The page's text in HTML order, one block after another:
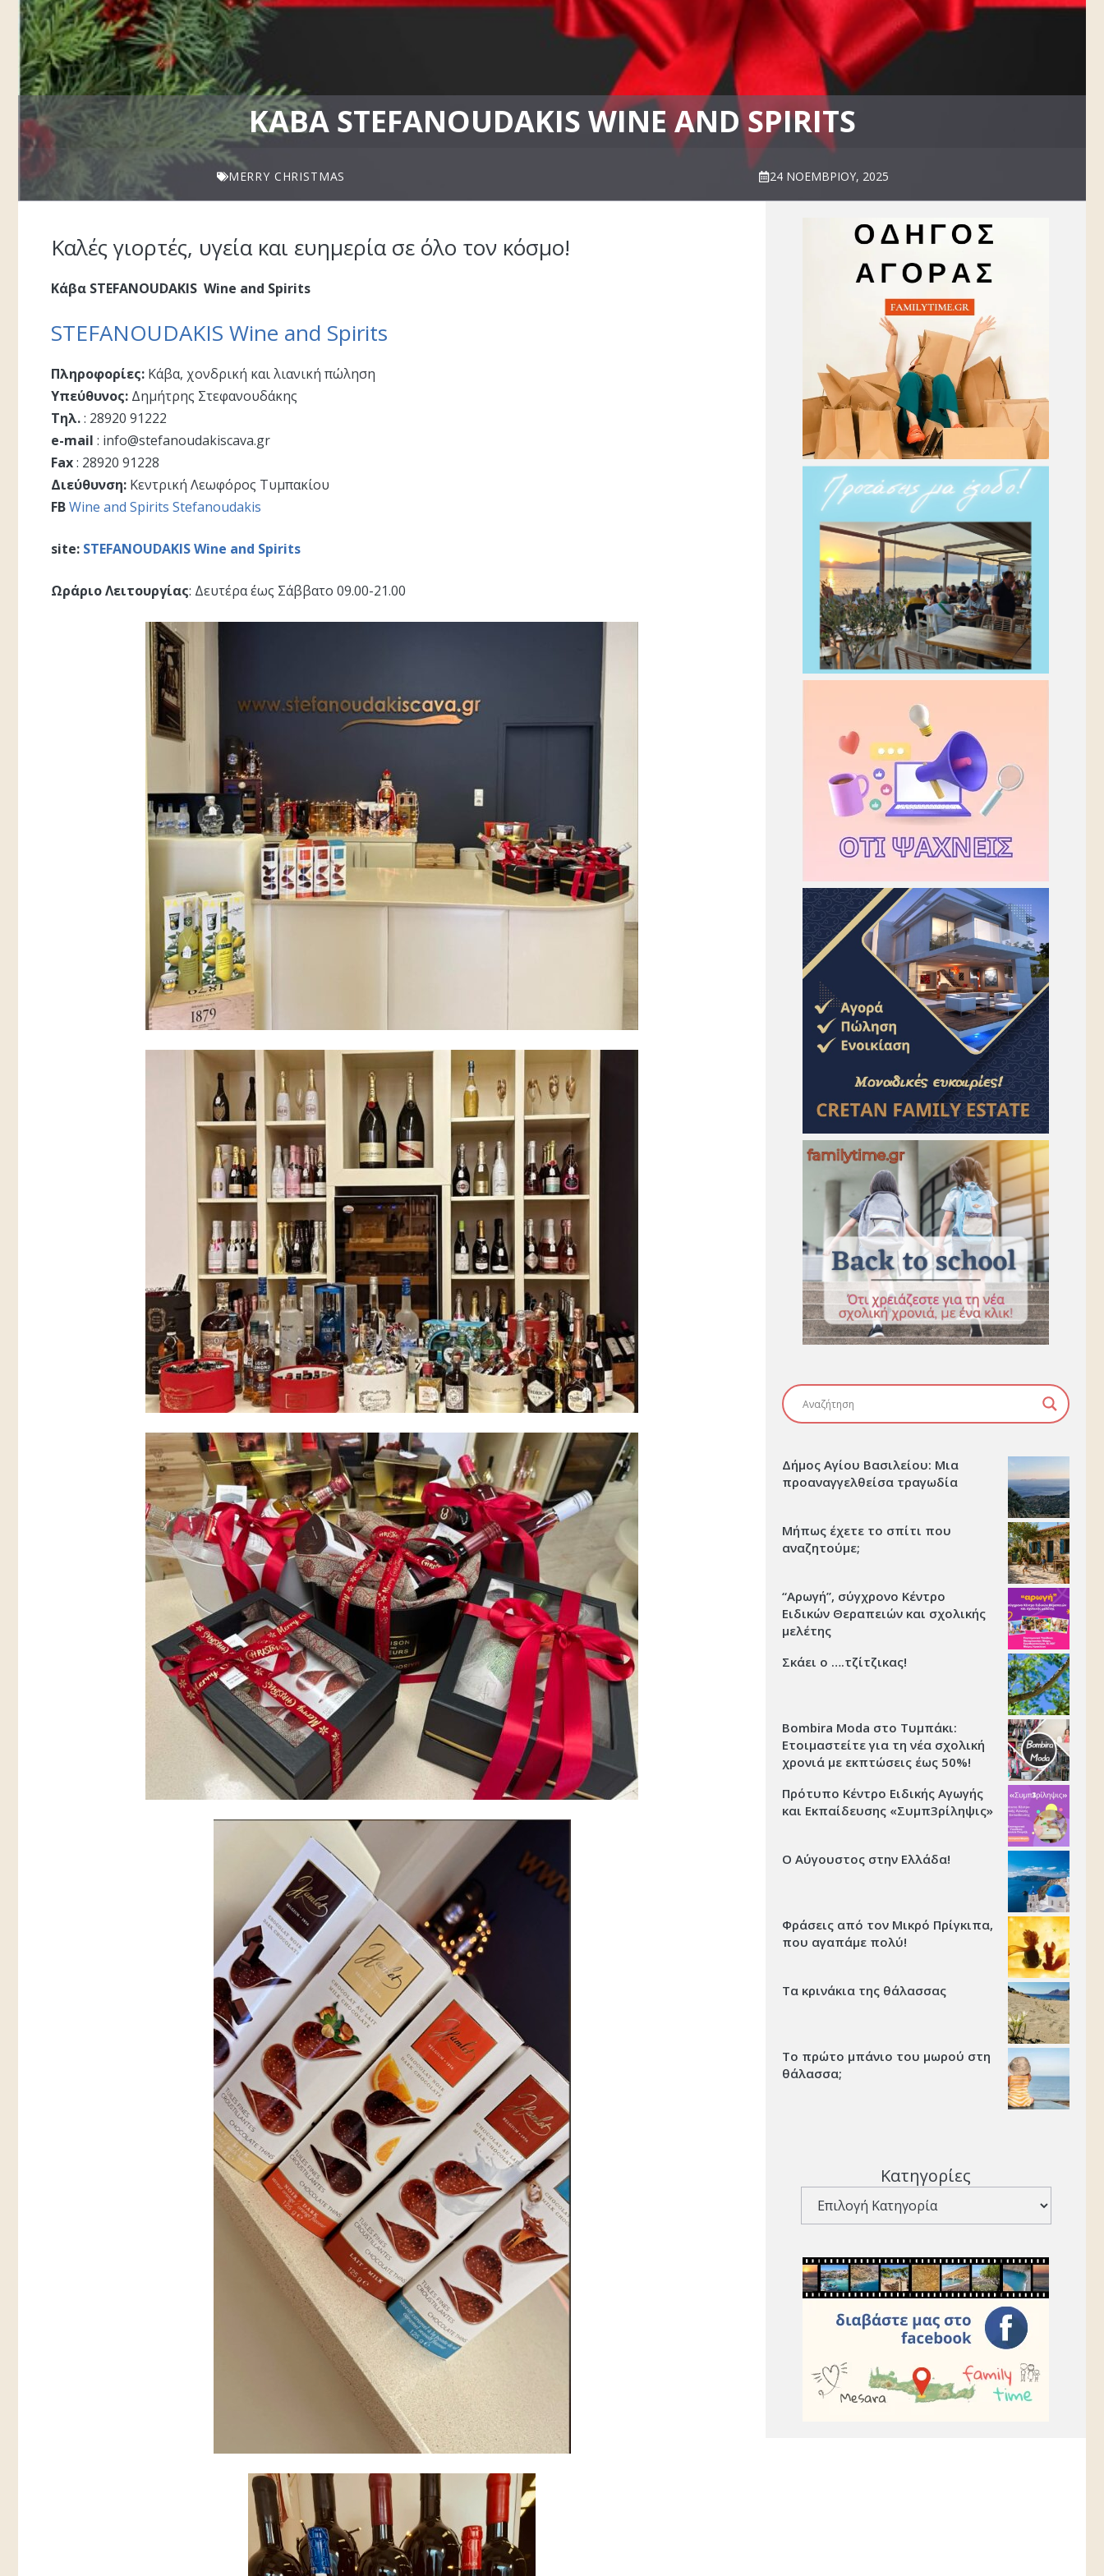
ΚΆΒΑ STEFANOUDAKIS WINE AND SPIRITS
MERRY CHRISTMAS 24 ΝΟΕΜΒΡΊΟΥ, 2025
Καλές γιορτές, υγεία και ευημερία σε όλο τον κόσμο!
Κάβα STEFANOUDAKIS Wine and Spirits
STEFANOUDAKIS Wine and Spirits
Πληροφορίες: Κάβα, χονδρική και λιανική πώληση
Υπεύθυνος: Δημήτρης Στεφανουδάκης
Τηλ.: 28920 91222
e-mail : info@stefanoudakiscava.gr
Fax: 28920 91228
Διεύθυνση: Κεντρική Λεωφόρος Τυμπακίου
FBWine and Spirits Stefanoudakis
site: STEFANOUDAKIS Wine and Spirits
Ωράριο Λειτουργίας: Δευτέρα έως Σάββατο 09.00-21.00
Δήμος Αγίου Βασιλείου: Μια
προαναγγελθείσα τραγωδία
Μήπως έχετε το σπίτι που
αναζητούμε;
“Αρωγή”, σύγχρονο Κέντρο
Ειδικών Θεραπειών και σχολικής
μελέτης
Σκάει ο ….τζίτζικας!
Bombira Moda στο Τυμπάκι:
Ετοιμαστείτε για τη νέα σχολική
χρονιά με εκπτώσεις έως 50%!
Πρότυπο Κέντρο Ειδικής Αγωγής
και Εκπαίδευσης «Συμπ3ρίληψις»
Ο Αύγουστος στην Ελλάδα!
Φράσεις από τον Μικρό Πρίγκιπα,
που αγαπάμε πολύ!
Τα κρινάκια της θάλασσας
Το πρώτο μπάνιο του μωρού στη
θάλασσα;
Κατηγορίες